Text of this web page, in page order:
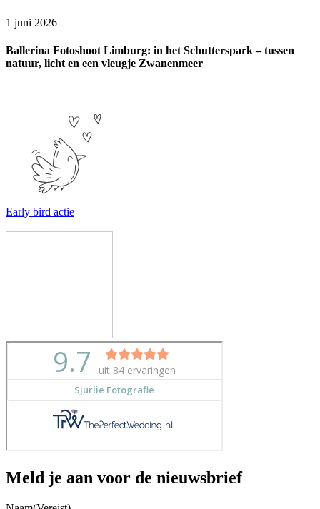
1 juni 2026
Ballerina Fotoshoot Limburg: in het Schutterspark – tussen
natuur, licht en een vleugje Zwanenmeer
Early bird actie
Meld je aan voor de nieuwsbrief